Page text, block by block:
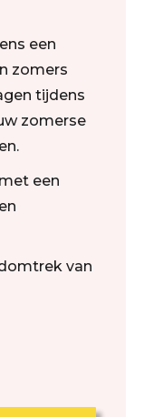
een
zomers
tijdens
zomerse
een
van